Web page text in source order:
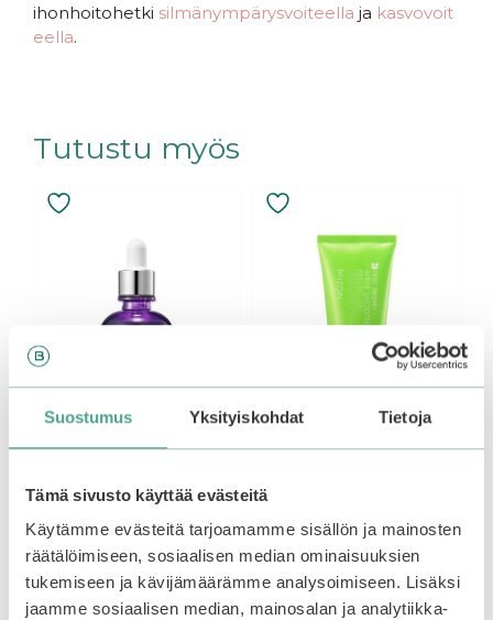
Suostumus Yksityiskohdat Tietoja
Tämä sivusto käyttää evästeitä
Käytämme evästeitä tarjoamamme sisällön ja mainosten
räätälöimiseen, sosiaalisen median ominaisuuksien
tukemiseen ja kävijämäärämme analysoimiseen. Lisäksi
jaamme sosiaalisen median, mainosalan ja analytiikka-
ihonhoitohetki silmänympärysvoiteella ja kasvovoit
eella.
Tutustu myös
Serum
4.33
5:stä
29,90€
Lisää ostoskoriin
Smoothie Peeling Gel
4.68
5:stä
17,90 €
Lisää ostoskoriin